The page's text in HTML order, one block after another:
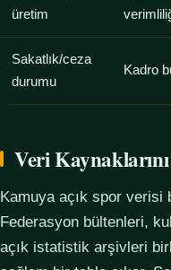
üretim
Sakatlık/ceza
durumu
Kadro
Veri
Kamuya açık spor verisi
Federasyon bültenleri,
açık istatistik arşivleri